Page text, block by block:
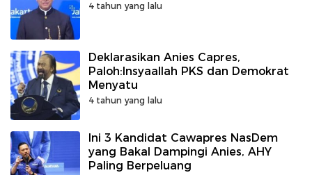
4 tahun yang lalu
Deklarasikan Anies Capres,
Paloh:Insyaallah PKS dan Demokrat
Menyatu
4 tahun yang lalu
Ini 3 Kandidat Cawapres NasDem
yang Bakal Dampingi Anies, AHY
Paling Berpeluang